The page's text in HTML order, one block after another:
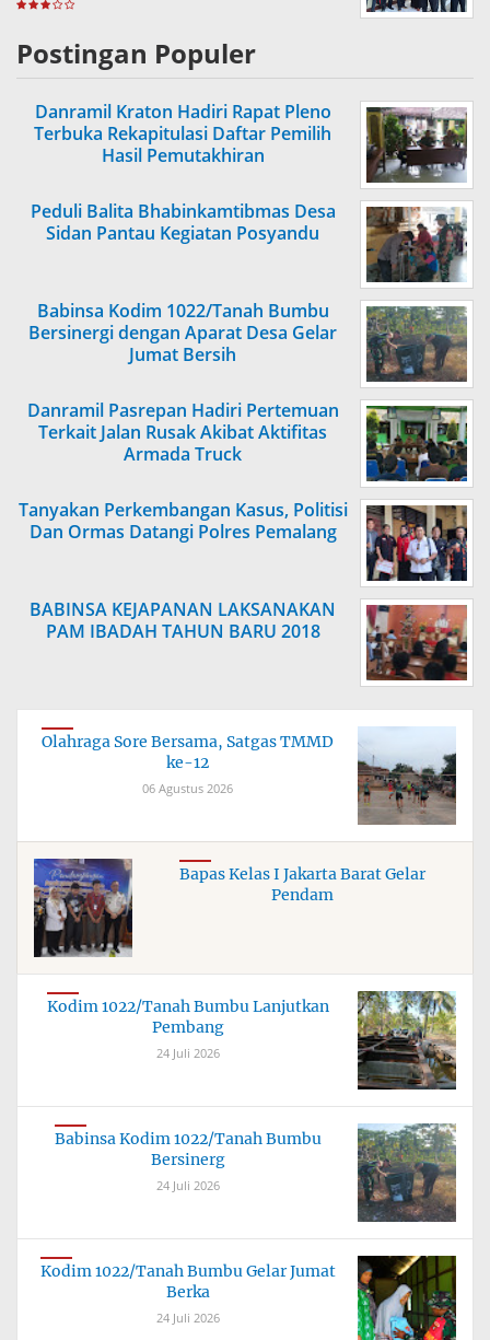
Postingan Populer
Danramil Kraton Hadiri Rapat Pleno
Terbuka Rekapitulasi Daftar Pemilih
Hasil Pemutakhiran
Peduli Balita Bhabinkamtibmas Desa
Sidan Pantau Kegiatan Posyandu
Babinsa Kodim 1022/Tanah Bumbu
Bersinergi dengan Aparat Desa Gelar
Jumat Bersih
Danramil Pasrepan Hadiri Pertemuan
Terkait Jalan Rusak Akibat Aktifitas
Armada Truck
Tanyakan Perkembangan Kasus, Politisi
Dan Ormas Datangi Polres Pemalang
BABINSA KEJAPANAN LAKSANAKAN
PAM IBADAH TAHUN BARU 2018
Olahraga Sore Bersama, Satgas TMMD
ke-12
06 Agustus 2026
Bapas Kelas I Jakarta Barat Gelar
Pendam
Kodim 1022/Tanah Bumbu Lanjutkan
Pembang
24 Juli 2026
Babinsa Kodim 1022/Tanah Bumbu
Bersinerg
24 Juli 2026
Kodim 1022/Tanah Bumbu Gelar Jumat
Berka
24 Juli 2026